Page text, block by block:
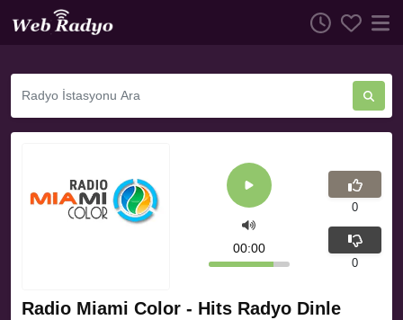
Radio Miami Color - Hits Radyo Dinle
00:00
0
0